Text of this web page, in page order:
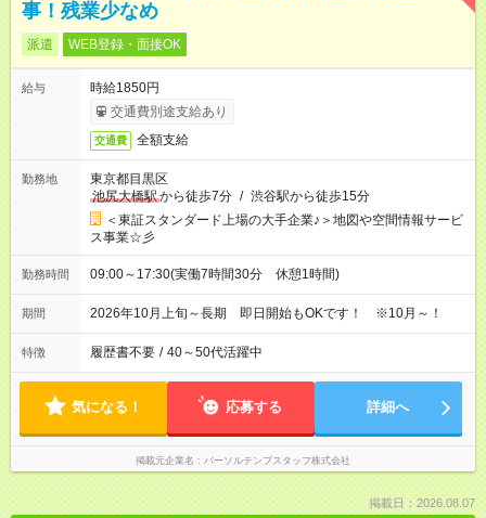
事！残業少なめ
派遣 WEB登録・面接OK
給与
時給1850円
交通費別途支給あり
交通費 全額支給
勤務地
東京都目黒区
池尻大橋駅から徒歩7分 / 渋谷駅から徒歩15分
＜東証スタンダード上場の大手企業♪＞地図や空間情報サービ
ス事業☆彡
勤務時間 09:00～17:30(実働7時間30分 休憩1時間)
期間 2026年10月上旬～長期 即日開始もOKです！ ※10月～！
特徴 履歴書不要 / 40～50代活躍中
気になる！ 応募する 詳細へ
掲載元企業名 パーソルテンプスタッフ株式会社
掲載日：2026.08.07